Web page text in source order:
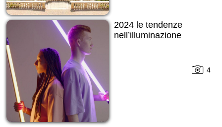
2024 le tendenze
nell’illuminazione
4